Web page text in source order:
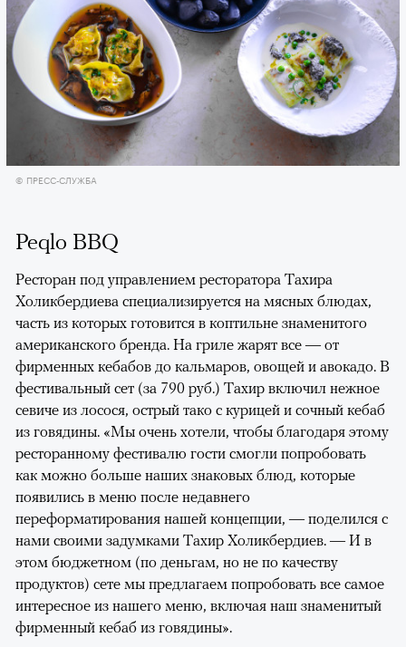
© ПРЕСС-СЛУЖБА
Peqlo BBQ
Ресторан под управлением ресторатора Тахира
Холикбердиева специализируется на мясных блюдах,
часть из которых готовится в коптильне знаменитого
американского бренда. На гриле жарят все — от
фирменных кебабов до кальмаров, овощей и авокадо. В
фестивальный сет (за 790 руб.) Тахир включил нежное
севиче из лосося, острый тако с курицей и сочный кебаб
из говядины. «Мы очень хотели, чтобы благодаря этому
ресторанному фестивалю гости смогли попробовать
как можно больше наших знаковых блюд, которые
появились в меню после недавнего
переформатирования нашей концепции, — поделился с
нами своими задумками Тахир Холикбердиев. — И в
этом бюджетном (по деньгам, но не по качеству
продуктов) сете мы предлагаем попробовать все самое
интересное из нашего меню, включая наш знаменитый
фирменный кебаб из говядины».